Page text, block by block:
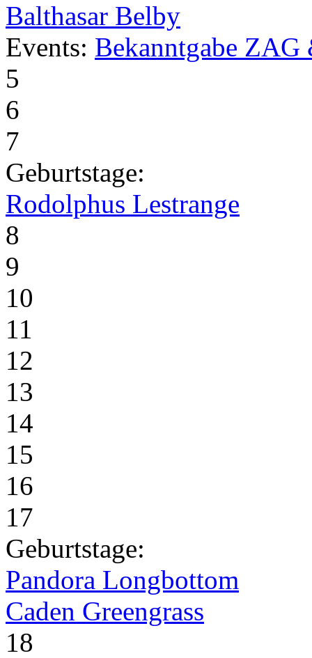
Balthasar Belby
Events: Bekanntgabe ZAG
5
6
7
Geburtstage:
Rodolphus Lestrange
8
9
10
11
12
13
14
15
16
17
Geburtstage:
Pandora Longbottom
Caden Greengrass
18